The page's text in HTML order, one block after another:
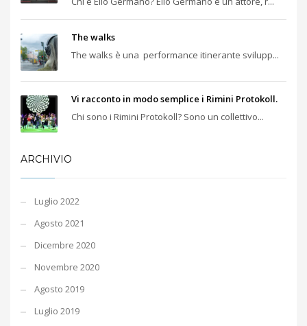
The walks
The walks è una performance itinerante svilupp...
Vi racconto in modo semplice i Rimini Protokoll.
Chi sono i Rimini Protokoll? Sono un collettivo...
ARCHIVIO
Luglio 2022
Agosto 2021
Dicembre 2020
Novembre 2020
Agosto 2019
Luglio 2019